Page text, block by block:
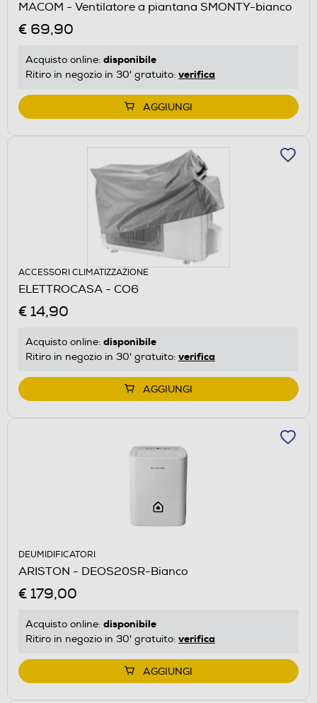
MACOM - Ventilatore a piantana SMONTY-bianco
€ 69,90
Acquisto online: disponibile
Ritiro in negozio in 30' gratuito: verifica
AGGIUNGI
ACCESSORI CLIMATIZZAZIONE
ELETTROCASA - CO6
€ 14,90
Acquisto online: disponibile
Ritiro in negozio in 30' gratuito: verifica
AGGIUNGI
DEUMIDIFICATORI
ARISTON - DEOS20SR-Bianco
€ 179,00
Acquisto online: disponibile
Ritiro in negozio in 30' gratuito: verifica
AGGIUNGI